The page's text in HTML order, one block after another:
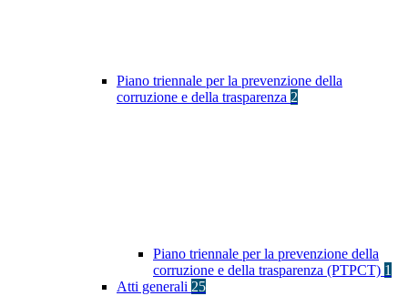
Piano triennale per la prevenzione della
corruzione e della trasparenza 2
Piano triennale per la prevenzione della
corruzione e della trasparenza (PTPCT) 1
Atti generali 25